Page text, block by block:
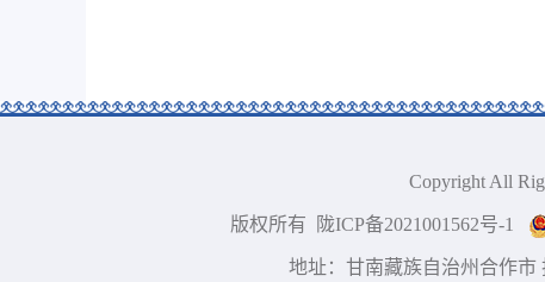
Copyright All
版权所有 陇ICP备2021001562号-1
地址：甘南藏族自治州合作市